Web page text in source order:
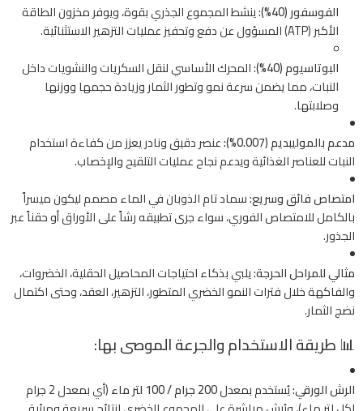
الفوسفور (40%):
ينشط المجموع الجذري بقوة، ويوفر مخزون الطاقة
الأكبر (ATP) المسؤول عن دفع وتحفيز عمليات التزهير الاستثنائية.
البوتاسيوم (40%):
المحرك الأساسي لنقل السكريات والنشويات داخل
النبات، مما يضمن سرعة نمو وتطور الثمار وزيادة حجمها ووزنها
وصلابتها.
مدعم بالموليبديم (0.007%):
عنصر دقيق ونادر يعزز من كفاءة استخدام
النبات للعناصر الغذائية ويدعم نجاح عمليات التلقيح والإخصاب.
امتصاص فائق وسريع:سماد تام الذوبان في الماء مصمم ليكون ميسراً
بالكامل للامتصاص الفوري، سواء جرى تطبيقه رشاً على الأوراق أو حقناً عبر
الجذور.
مثالي للمراحل الحرجة:يلبي بذكاء احتياجات المحاصيل الحقلية، الخضروات،
والفاكهة خلال فترات النمو الخضري المتطور، التزهير، العقد، وحتى اكتمال
نضج الثمار.
📊 طريقة الاستخدام والجرعة الموصى بها:
الرش الورقي:يُستخدم بمعدل200 جرام / 100 لتر ماء
(أي بمعدل 2 جرام